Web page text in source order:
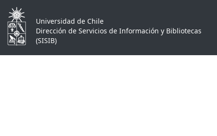
Universidad de Chile
Dirección de Servicios de Información y Bibliotecas
(SISIB)